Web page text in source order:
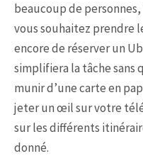
beaucoup de
vous souhaitez prendre
encore de réserver un
simplifiera la tâche sans
munir d’une carte en
jeter un œil sur votre
sur les différents
donné.